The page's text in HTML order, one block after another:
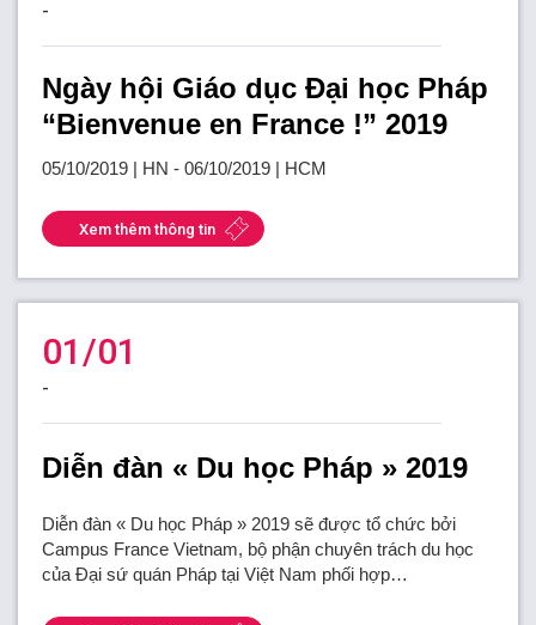
-
Ngày hội Giáo dục Đại học Pháp
“Bienvenue en France !” 2019
05/10/2019 | HN - 06/10/2019 | HCM
Xem thêm thông tin
01/01
-
Diễn đàn « Du học Pháp » 2019
Diễn đàn « Du học Pháp » 2019 sẽ được tổ chức bởi
Campus France Vietnam, bộ phận chuyên trách du học
của Đại sứ quán Pháp tại Việt Nam phối hợp…